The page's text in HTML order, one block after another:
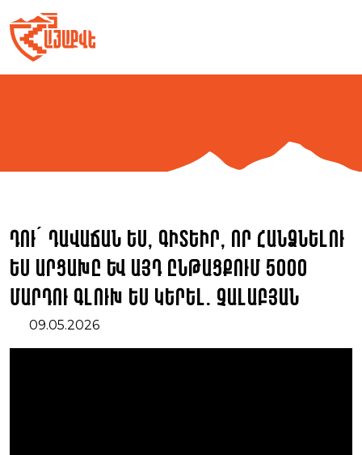
to
content
Դու՛ դավաճան ես, գիտեիր, որ հանձնելու
ես Արցախը և այդ ընթացքում 5000
մարդու գլուխ ես կերել. Չալաբյան
09.05.2026